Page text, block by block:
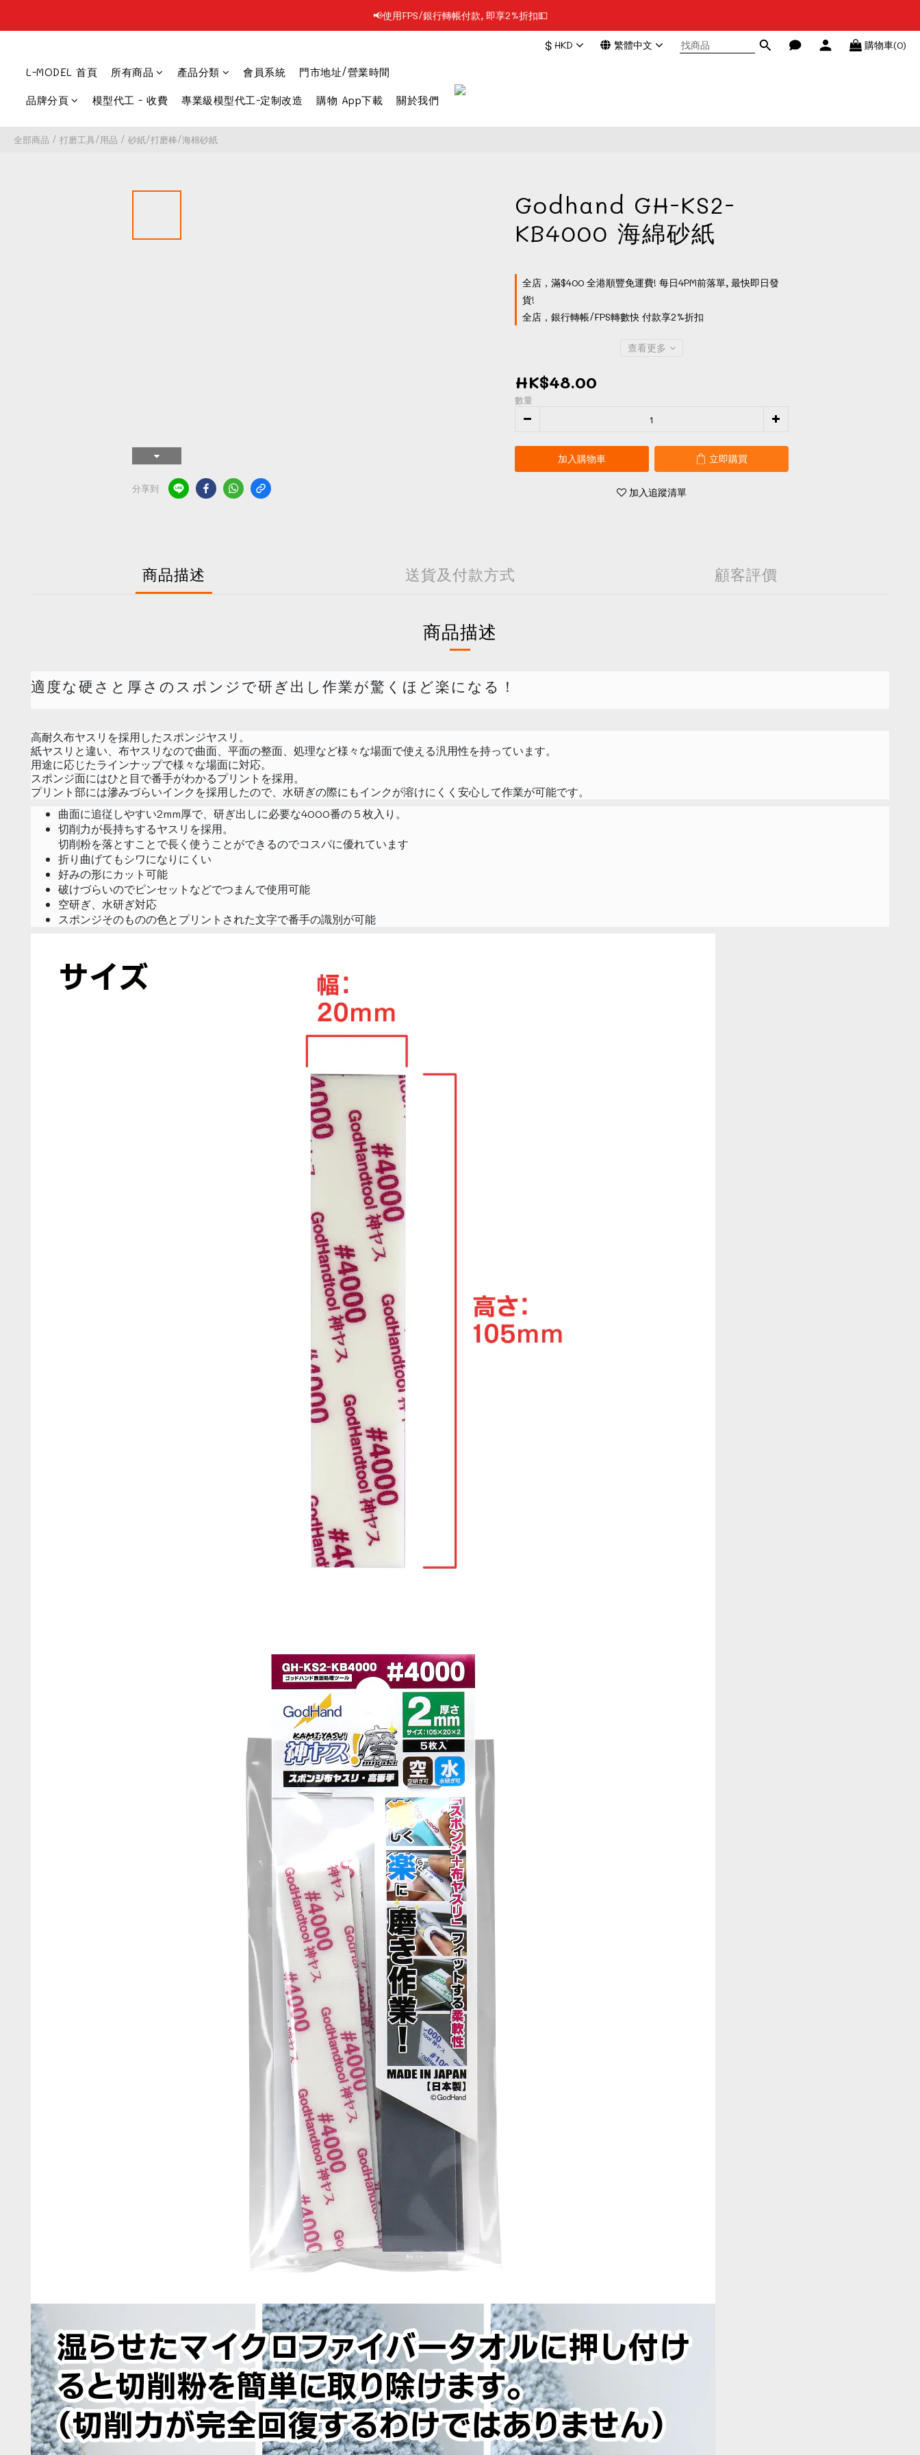
📢凡購物滿$199 順豐自提點免運費📦📦
📢凡購物滿$199 順豐自提點免運費📦📦
$ HKD 繁體中文 購物車(0)
L-MODEL 首頁 所有商品 產品分類 會員系統 門市地址/營業時間
品牌分頁 模型代工 - 收費 專業級模型代工-定制改造 購物 App下載 關於我們
全部商品 / 打磨工具/用品 / 砂紙/打磨棒/海棉砂紙
分享到
Godhand GH-KS2-
KB4000 海綿砂紙
全店，滿$400 全港順豐免運費! 每日4PM前落單, 最快即日發
貨!
全店，銀行轉帳/FPS轉數快 付款享2%折扣
查看更多
HK$48.00
數量
加入購物車 立即購買
加入追蹤清單
商品描述 送貨及付款方式 顧客評價
商品描述
適度な硬さと厚さのスポンジで研ぎ出し作業が驚くほど楽になる！
高耐久布ヤスリを採用したスポンジヤスリ。
紙ヤスリと違い、布ヤスリなので曲面、平面の整面、処理など様々な場面で使える汎用性を持っています。
用途に応じたラインナップで様々な場面に対応。
スポンジ面にはひと目で番手がわかるプリントを採用。
プリント部には滲みづらいインクを採用したので、水研ぎの際にもインクが溶けにくく安心して作業が可能です。
曲面に追従しやすい2mm厚で、研ぎ出しに必要な4000番の５枚入り。
切削力が長持ちするヤスリを採用。
切削粉を落とすことで長く使うことができるのでコスパに優れています
折り曲げてもシワになりにくい
好みの形にカット可能
破けづらいのでピンセットなどでつまんで使用可能
空研ぎ、水研ぎ対応
スポンジそのものの色とプリントされた文字で番手の識別が可能
立即購買